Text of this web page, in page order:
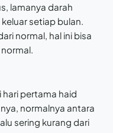
lamanya darah
setiap bulan.
normal, hal ini bisa
hari pertama haid
normalnya antara
sering kurang dari